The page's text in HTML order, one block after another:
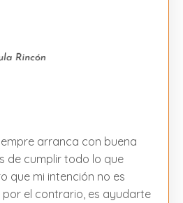
arranca con buena
de cumplir todo lo que
que mi intención no es
el contrario, es ayudarte